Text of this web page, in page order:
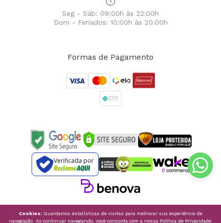
Seg - Sáb: 09:00h às 22:00h
Dom - Feriados: 10:00h às 20:00h
Formas de Pagamento
Verificada por
Cookies: Guardamos estatísticas de visitas para melhorar sua experiência de
navegação. Ao continuar navegando, você concorda com a nossa Política de Privacidade.